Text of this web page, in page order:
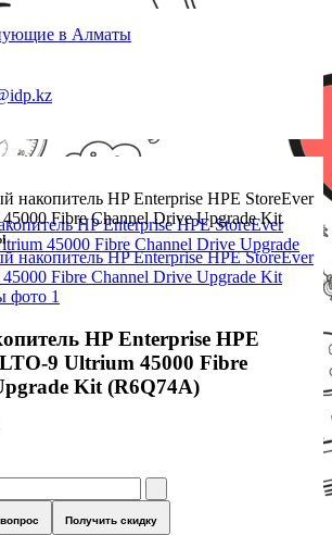
HP Enterprise HPE StoreEver
45000 Fibre Channel Drive Upgrade
HP Enterprise HPE
9 Ultrium 45000 Fibre
Kit (R6Q74A)
Получить скидку